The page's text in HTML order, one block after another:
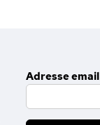
Adresse email